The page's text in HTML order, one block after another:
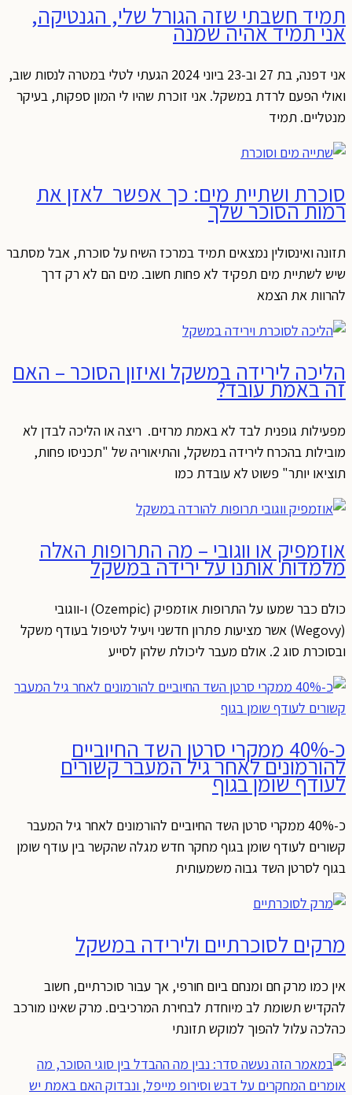
תמיד חשבתי שזה הגורל שלי, הגנטיקה,
אני תמיד אהיה שמנה
אני דפנה, בת 27 וב-23 ביוני 2024 הגעתי לטלי במטרה לנסות שוב,
ואולי הפעם לרדת במשקל. אני זוכרת שהיו לי המון ספקות, בעיקר
מנטליים. תמיד
סוכרת ושתיית מים: כך אפשר לאזן את
רמות הסוכר שלך
תזונה ואינסולין נמצאים תמיד במרכז השיח על סוכרת, אבל מסתבר
שיש לשתיית מים תפקיד לא פחות חשוב. מים הם לא רק דרך
להרוות את הצמא
הליכה לירידה במשקל ואיזון הסוכר – האם
זה באמת עובד?
מפעילות גופנית לבד לא באמת מרזים. ריצה או הליכה לבדן לא
מובילות בהכרח לירידה במשקל, והתיאוריה של "תכניסו פחות,
תוציאו יותר" פשוט לא עובדת כמו
אוזמפיק או ווגובי – מה התרופות האלה
מלמדות אותנו על ירידה במשקל
כולם כבר שמעו על התרופות אוזמפיק (Ozempic) ו-ווגובי
(Wegovy) אשר מציעות פתרון חדשני ויעיל לטיפול בעודף משקל
ובסוכרת סוג 2. אולם מעבר ליכולת שלהן לסייע
כ-40% ממקרי סרטן השד החיוביים
להורמונים לאחר גיל המעבר קשורים
לעודף שומן בגוף
כ-40% ממקרי סרטן השד החיוביים להורמונים לאחר גיל המעבר
קשורים לעודף שומן בגוף מחקר חדש מגלה שהקשר בין עודף שומן
בגוף לסרטן השד גבוה משמעותית
מרקים לסוכרתיים ולירידה במשקל
אין כמו מרק חם ומנחם ביום חורפי, אך עבור סוכרתיים, חשוב
להקדיש תשומת לב מיוחדת לבחירת המרכיבים. מרק שאינו מורכב
כהלכה עלול להפוך למוקש תזונתי